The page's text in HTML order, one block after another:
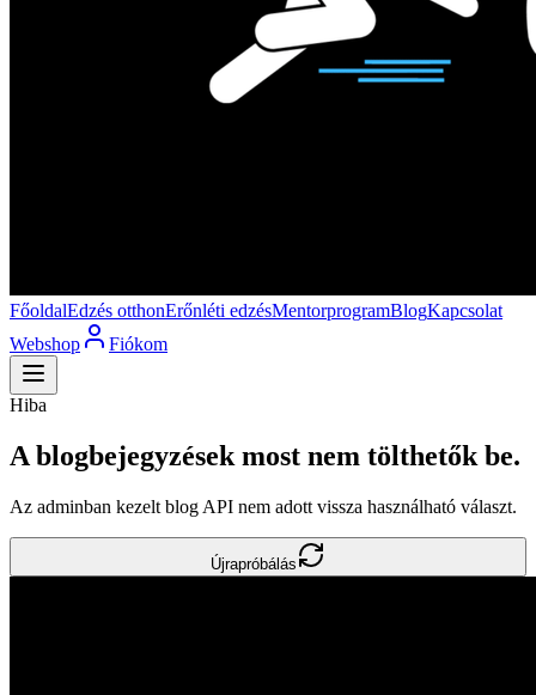
FőoldalEdzés otthonErőnléti edzésMentorprogramBlogKapcsolat
Webshop
Fiókom
Hiba
A blogbejegyzések most nem tölthetők be.
Az adminban kezelt blog API nem adott vissza használható választ.
Újrapróbálás